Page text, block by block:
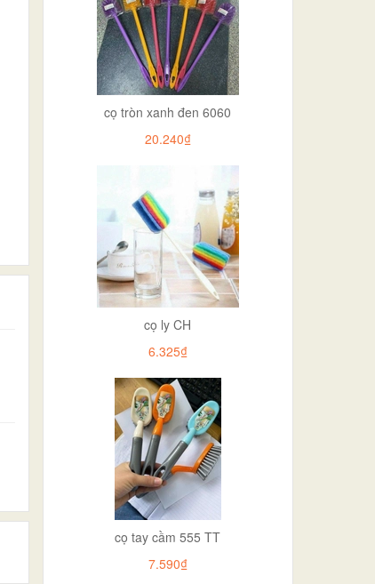
cọ tròn xanh đen 6060
20.240₫
cọ ly CH
6.325₫
cọ tay cầm 555 TT
7.590₫